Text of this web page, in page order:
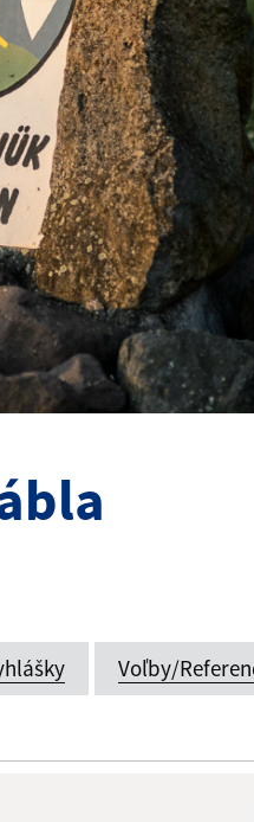
Voľby/